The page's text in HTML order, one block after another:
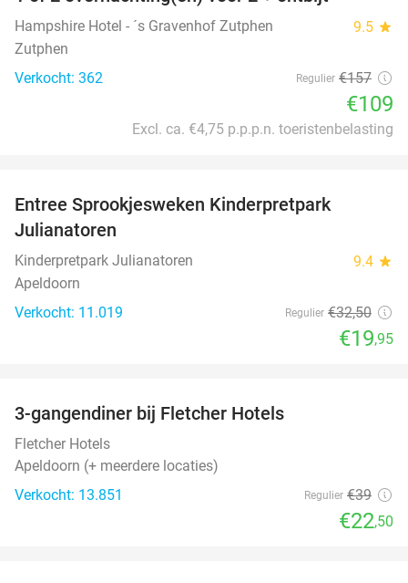
Hampshire Hotel - ´s Gravenhof Zutphen 9.5 star
Zutphen
Verkocht: 362
Regulier €157
€109
Excl. ca. €4,75 p.p.p.n. toeristenbelasting
Entree Sprookjesweken Kinderpretpark
Julianatoren
Kinderpretpark Julianatoren 9.4 star
Apeldoorn
Verkocht: 11.019
Regulier €32,50
€19,95
3-gangendiner bij Fletcher Hotels
Fletcher Hotels
Apeldoorn (+ meerdere locaties)
Verkocht: 13.851
Regulier €39
€22,50